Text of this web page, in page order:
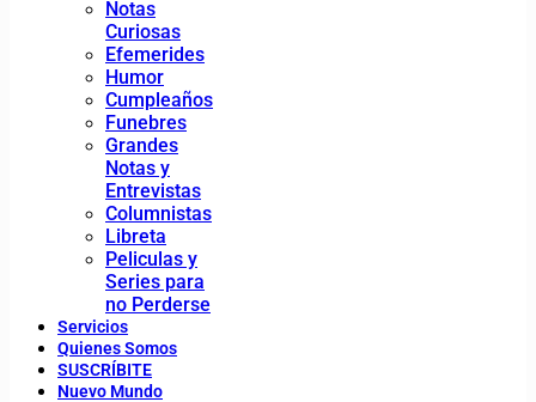
Notas
Curiosas
Efemerides
Humor
Cumpleaños
Funebres
Grandes
Notas y
Entrevistas
Columnistas
Libreta
Peliculas y
Series para
no Perderse
Servicios
Quienes Somos
SUSCRÍBITE
Nuevo Mundo